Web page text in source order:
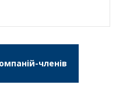
членів